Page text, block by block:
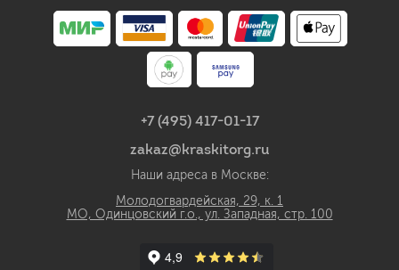
+7 (495) 417-01-17
zakaz@kraskitorg.ru
Наши адреса в Москве:
Молодогвардейская, 29, к. 1
МО, Одинцовский г.о., ул. Западная, стр. 100